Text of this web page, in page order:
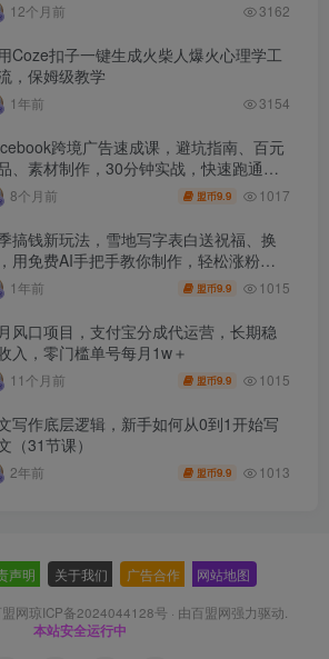
12个月前 3162
Coze扣子一键生成火柴人爆火心理学工
，保姆级教学
1年前 3154
跨境广告速成课，避坑指南、百元
、素材制作，30分钟实战，快速跑通首
单
8个月前 盟币9.9 1017
搞钱新玩法，雪地写字表白送祝福、换
用免费AI手把手教你制作，轻松涨粉
，接单到手软
1年前 盟币9.9 1015
风口项目，支付宝分成代运营，长期稳
入，零门槛单号每月1w＋
11个月前 盟币9.9 1015
写作底层逻辑，新手如何从0到1开始写
（31节课）
2年前 盟币9.9 1013
声明 关于我们 广告合作 网站地图
盟网琼ICP备2024044128号 · 由百盟网强力驱动.
本站安全运行中